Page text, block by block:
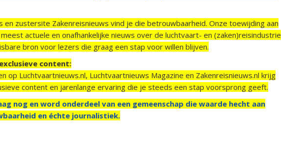
en zustersite Zakenreisnieuws vind je die betrouwbaarheid. Onze toewijding aan
actuele en onafhankelijke nieuws over de luchtvaart- en (zaken)reisindustrie
bron voor lezers die graag een stap voor willen blijven.
content:
op Luchtvaartnieuws.nl, Luchtvaartnieuws Magazine en Zakenreisnieuws.nl krijg
content en jarenlange ervaring die je steeds een stap voorsprong geeft.
nog en word onderdeel van een gemeenschap die waarde hecht aan
en échte journalistiek.